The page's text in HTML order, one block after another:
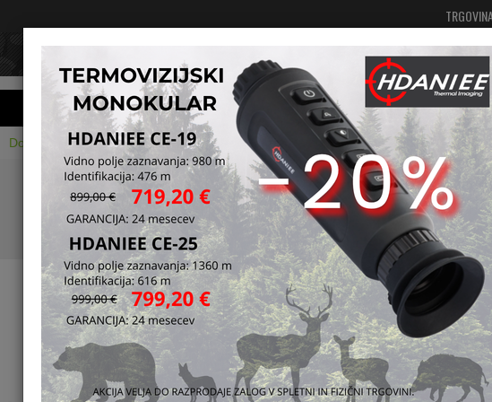
Prijavi se
Vaša košarica je še prazna
Domov Ribičija Hrana za privabljanje in vabe Boiliji in peleti
Boiliji in peleti